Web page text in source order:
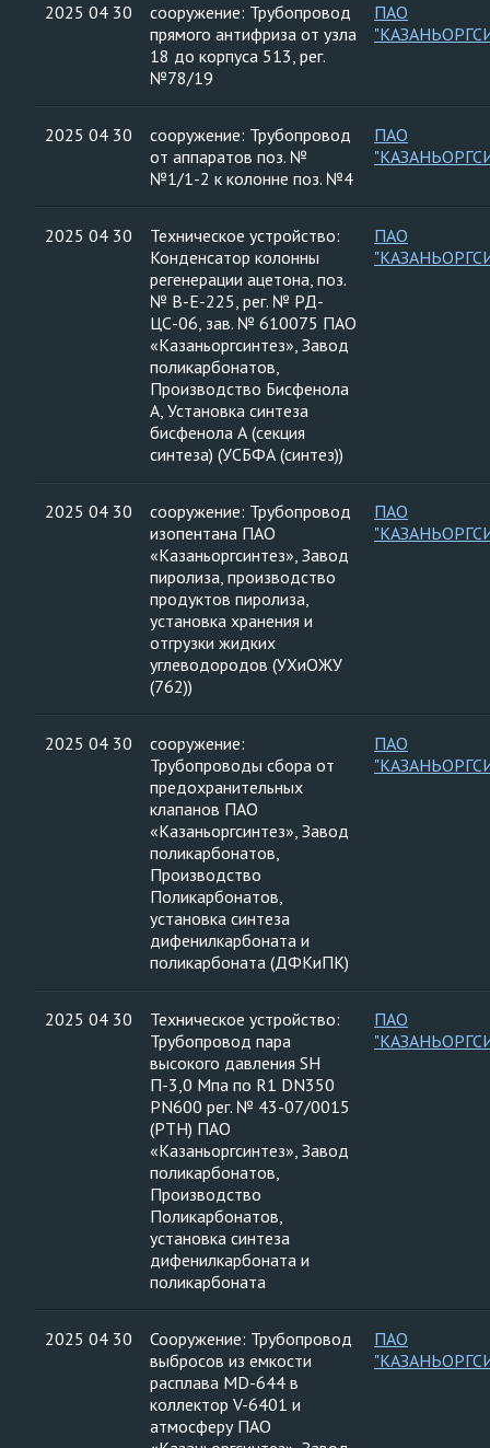
2025 04 30
сооружение: Трубопровод
прямого антифриза от узла
18 до корпуса 513, рег.
№78/19
ПАО
2025 04 30
сооружение: Трубопровод
от аппаратов поз. №
№1/1-2 к колонне поз. №4
ПАО
2025 04 30
Техническое устройство:
Конденсатор колонны
регенерации ацетона, поз.
№ В-Е-225, рег. № РД-
ЦС-06, зав. № 610075 ПАО
«Казаньоргсинтез», Завод
поликарбонатов,
Производство Бисфенола
А, Установка синтеза
бисфенола А (секция
синтеза) (УСБФА (синтез))
ПАО
2025 04 30
сооружение: Трубопровод
изопентана ПАО
«Казаньоргсинтез», Завод
пиролиза, производство
продуктов пиролиза,
установка хранения и
отгрузки жидких
углеводородов (УХиОЖУ
(762))
ПАО
2025 04 30
сооружение:
Трубопроводы сбора от
предохранительных
клапанов ПАО
«Казаньоргсинтез», Завод
поликарбонатов,
Производство
Поликарбонатов,
установка синтеза
дифенилкарбоната и
поликарбоната (ДФКиПК)
ПАО
2025 04 30
Техническое устройство:
Трубопровод пара
высокого давления SH
П-3,0 Мпа по R1 DN350
PN600 рег. № 43-07/0015
(РТН) ПАО
«Казаньоргсинтез», Завод
поликарбонатов,
Производство
Поликарбонатов,
установка синтеза
дифенилкарбоната и
поликарбоната
ПАО
2025 04 30
Сооружение: Трубопровод
выбросов из емкости
расплава MD-644 в
коллектор V-6401 и
атмосферу ПАО
ПАО